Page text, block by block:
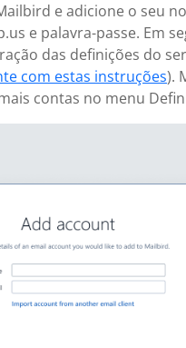
e adicione o seu
e palavra-passe. Em
das definições do
com estas instruções).
contas no menu